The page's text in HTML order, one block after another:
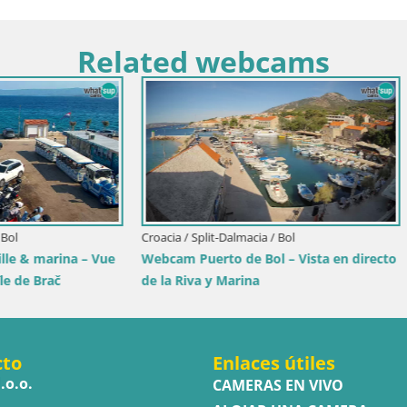
Related webcams
Neretva / Orebić
Riva – Ferry a Korčula en
Croacia / Istria / Novigrad
Novigrad | Porporela marina
Enlaces útiles
CAMERAS EN VIVO